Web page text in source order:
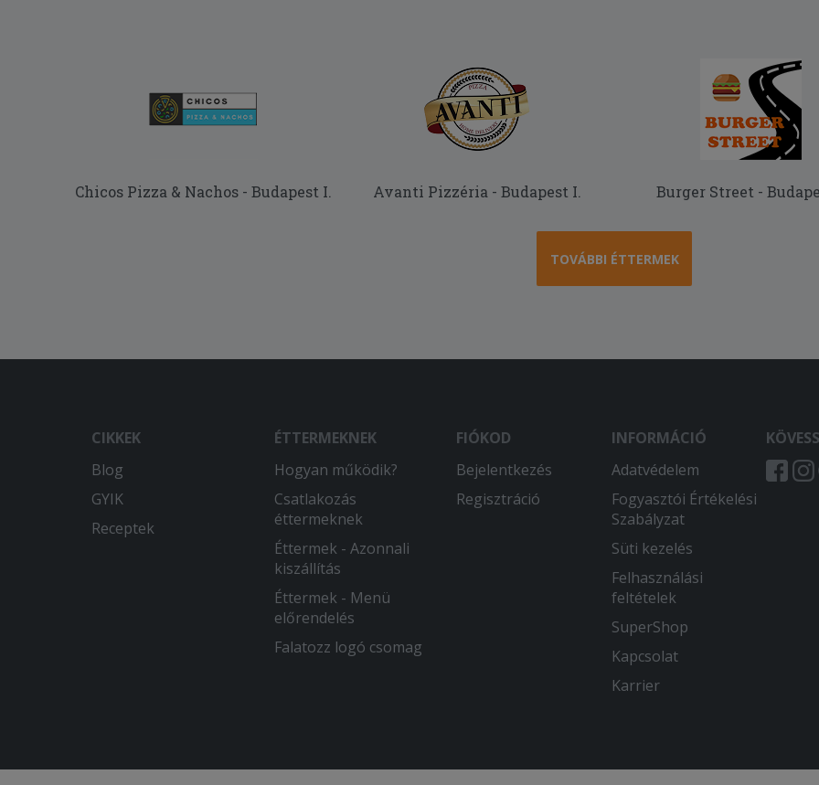
Chicos Pizza & Nachos - Budapest I. Avanti Pizzéria - Budapest I. Burger Street -
TOVÁBBI ÉTTERMEK
CIKKEK
Blog
GYIK
Receptek
ÉTTERMEKNEK
Hogyan működik?
Csatlakozás
éttermeknek
Éttermek - Azonnali
kiszállítás
Éttermek - Menü
előrendelés
Falatozz logó csomag
FIÓKOD
Bejelentkezés
Regisztráció
INFORMÁCIÓ
Adatvédelem
Fogyasztói Értékelési
Szabályzat
Süti kezelés
Felhasználási
feltételek
SuperShop
Kapcsolat
Karrier